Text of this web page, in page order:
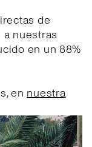
de
nuestras
en un 88%
ennuestra